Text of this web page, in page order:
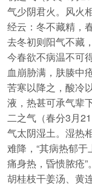
气少阴君火。风火
经云：冬不藏精，
去冬初则阳气不藏
今春欲不病温不可
血崩胁满，肤腠中
苦寒以降之，酸冷
液，热甚可承气辈下
二之气（春分3月
气太阴湿土。湿热
难降，“其病热郁
痛身热，昏愦脓疮
胡桂枝干姜汤、黄